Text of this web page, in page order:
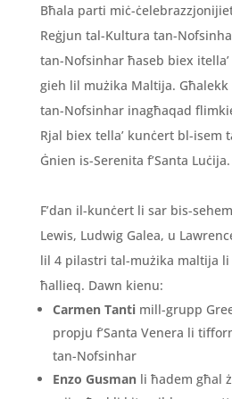
Bħala parti miċ-
Reġjun tal-Kultura tan-
tan-Nofsinhar ħaseb biex
gieh lil mużika Maltija.
tan-Nofsinhar inagħaqad
Rjal biex tella’ kunċert bl-isem
Ġnien is-Serenita f’Santa Luċija.
F’dan il-kunċert li sar bis-
Lewis, Ludwig Galea, u
lil 4 pilastri tal-mużika maltija
ħallieq. Dawn kienu:
Carmen Tantimill-grupp
propju f’Santa Venera li
tan-Nofsinhar
Enzo Gusmanli ħadem għal